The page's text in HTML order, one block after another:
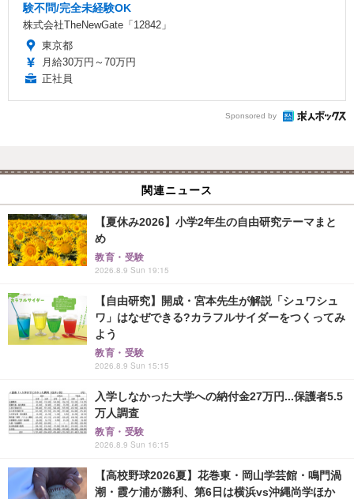
験不問/完全未経験OK
株式会社TheNewGate「12842」
東京都
月給30万円～70万円
正社員
Sponsored by
関連ニュース
【夏休み2026】小学2年生の自由研究テーマまと
め
教育・受験
2026.8.9 Sun 19:15
【自由研究】開成・宮本先生が解説「シュワシュ
ワ」はなぜできる?カラフルサイダーをつくってみ
よう
教育・受験
2026.8.9 Sun 15:15
入学しなかった大学への納付金27万円...保護者5.5
万人調査
教育・受験
2026.8.9 Sun 16:15
【高校野球2026夏】花巻東・岡山学芸館・鳴門渦
潮・霞ケ浦が勝利、第6日は横浜vs沖縄尚学ほか